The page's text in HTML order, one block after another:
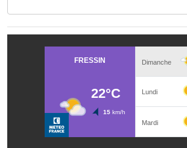
Services publics intercommunaux
Affaires scolaires, CCAS
France services
France Renov